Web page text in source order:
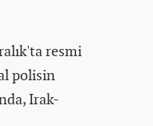
resmi
polisin
Irak-